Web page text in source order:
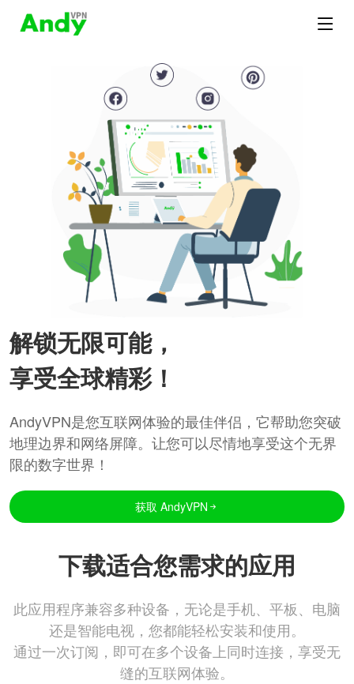
解锁无限可能，
享受全球精彩！
AndyVPN是您互联网体验的最佳伴侣，它帮助您突破
地理边界和网络屏障。让您可以尽情地享受这个无界
限的数字世界！
获取 AndyVPN
下载适合您需求的应用
此应用程序兼容多种设备，无论是手机、平板、电脑
还是智能电视，您都能轻松安装和使用。
通过一次订阅，即可在多个设备上同时连接，享受无
缝的互联网体验。